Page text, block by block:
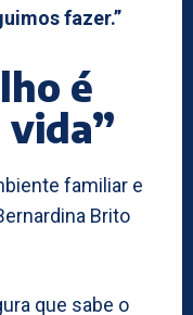
fazer.”
é
familiar e
Brito
que sabe o